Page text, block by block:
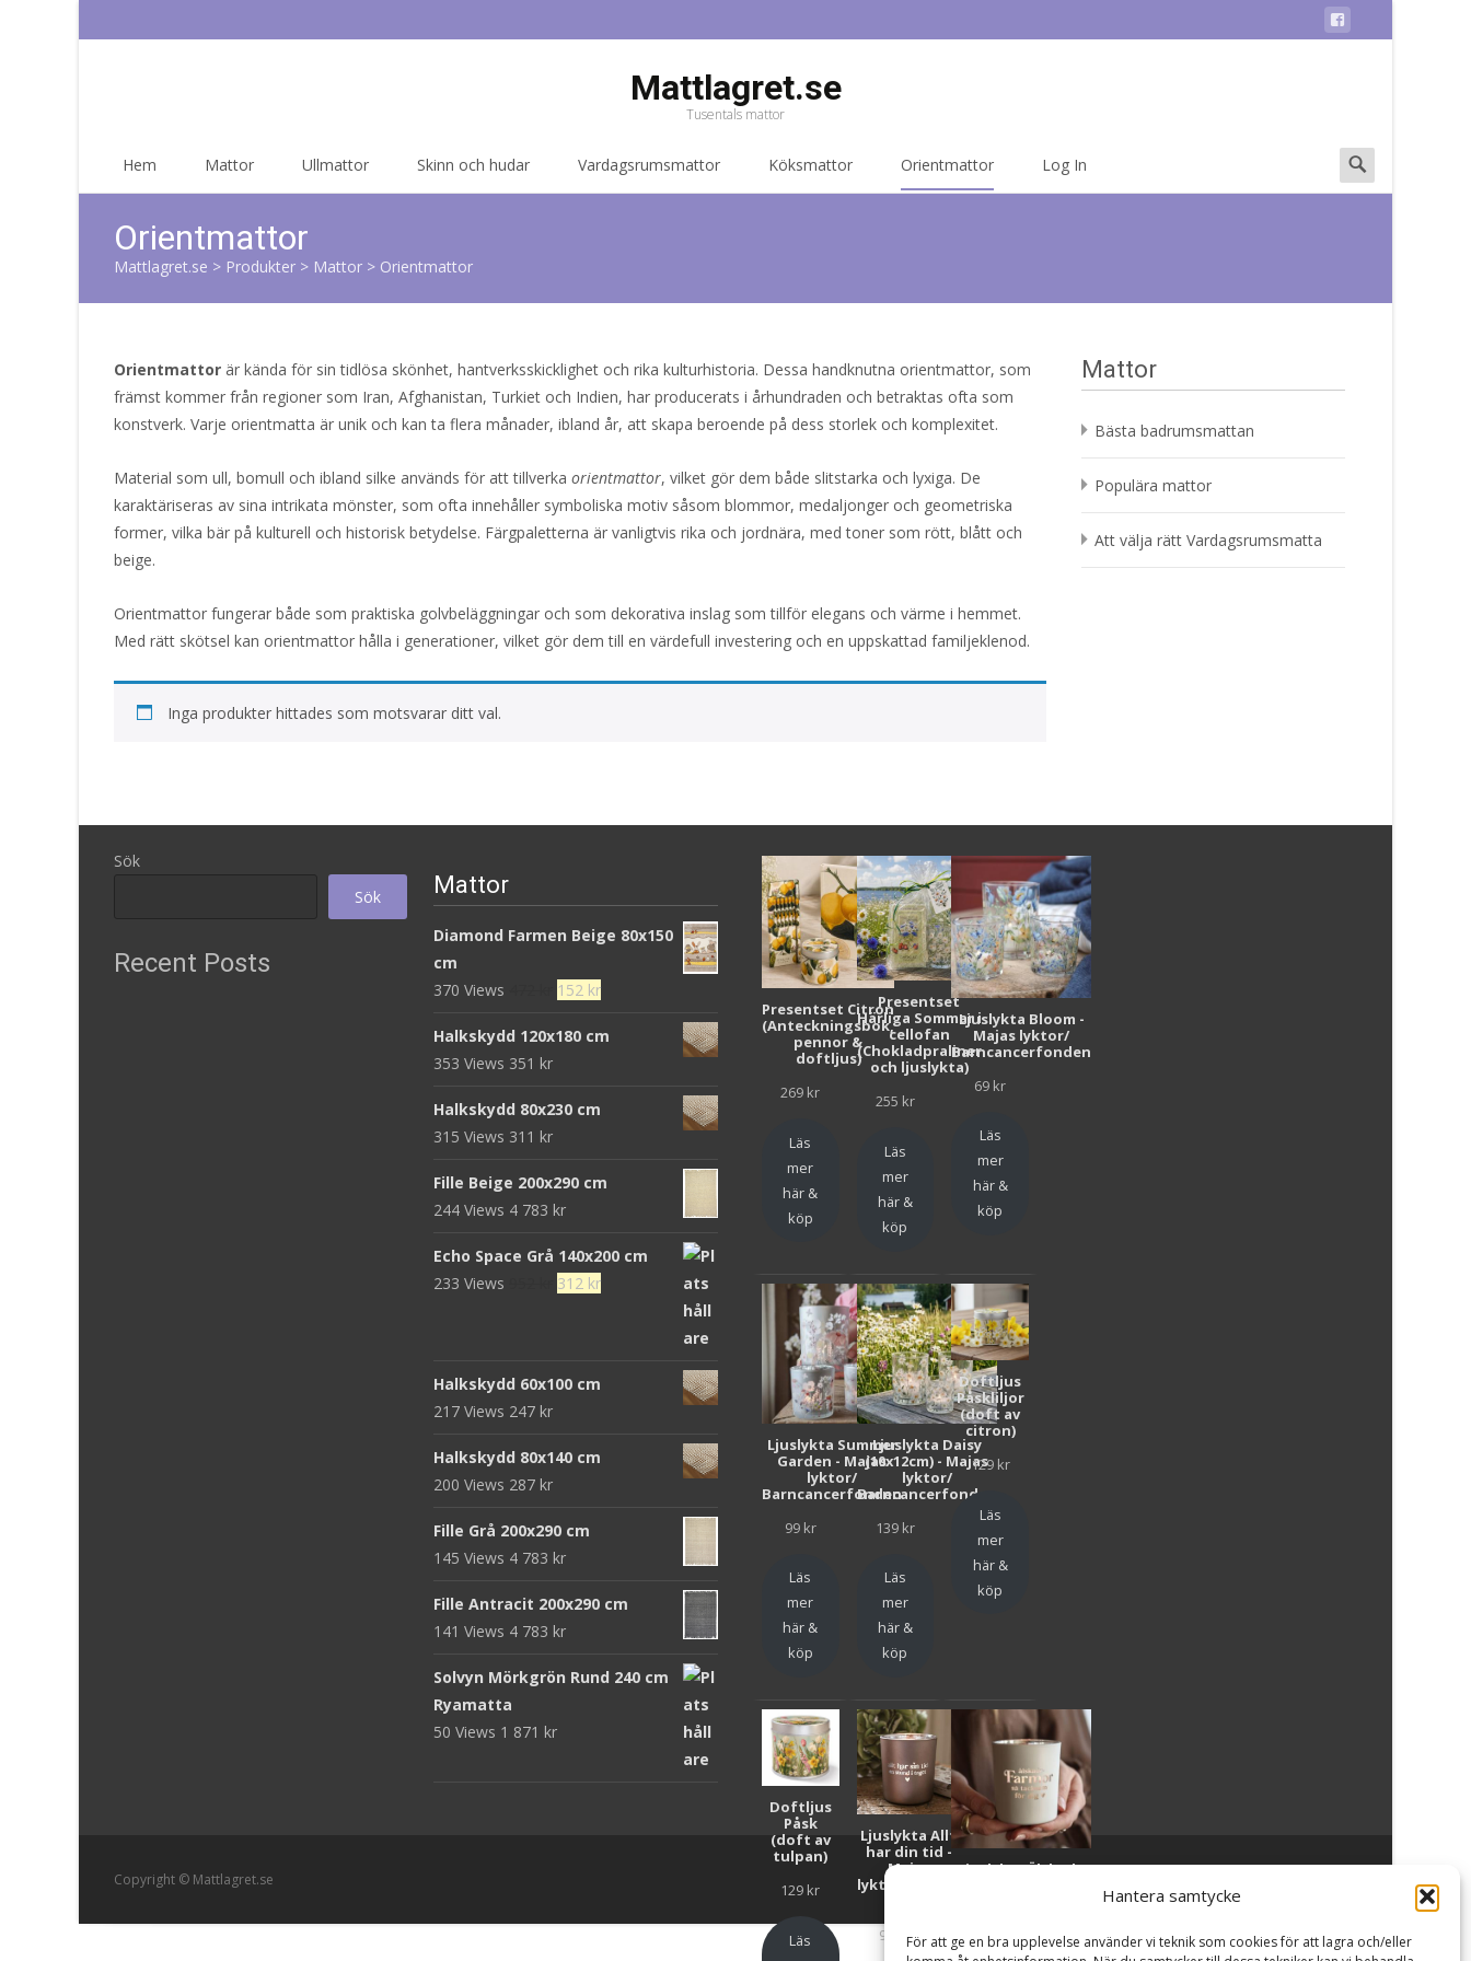
Hantera samtycke
För att ge en bra upplevelse använder vi teknik som cookies för att lagra och/eller
Mattlagret.se
Tusentals mattor
Hem Mattor Ullmattor Skinn och hudar Vardagsrumsmattor Köksmattor Orientmattor Log In
Search
for:
Orientmattor
Mattlagret.se > Produkter > Mattor > Orientmattor
Orientmattor är kända för sin tidlösa skönhet, hantverksskicklighet och rika kulturhistoria. Dessa handknutna orientmattor, som
främst kommer från regioner som Iran, Afghanistan, Turkiet och Indien, har producerats i århundraden och betraktas ofta som
konstverk. Varje orientmatta är unik och kan ta flera månader, ibland år, att skapa beroende på dess storlek och komplexitet.
Material som ull, bomull och ibland silke används för att tillverka orientmattor, vilket gör dem både slitstarka och lyxiga. De
karaktäriseras av sina intrikata mönster, som ofta innehåller symboliska motiv såsom blommor, medaljonger och geometriska
former, vilka bär på kulturell och historisk betydelse. Färgpaletterna är vanligtvis rika och jordnära, med toner som rött, blått och
beige.
Orientmattor fungerar både som praktiska golvbeläggningar och som dekorativa inslag som tillför elegans och värme i hemmet.
Med rätt skötsel kan orientmattor hålla i generationer, vilket gör dem till en värdefull investering och en uppskattad familjeklenod.
Inga produkter hittades som motsvarar ditt val.
Mattor
Bästa badrumsmattan
Populära mattor
Att välja rätt Vardagsrumsmatta
Sök
Sök
Recent Posts
Mattor
Diamond Farmen Beige 80x150
cm
370 Views
Det
priset
152 krDet
priset
Halkskydd 120x180 cm
353 Views 351 kr
Halkskydd 80x230 cm
315 Views 311 kr
Fille Beige 200x290 cm
244 Views 4 783 kr
Echo Space Grå 140x200 cm
233 Views
Det
952 kr.
312 krDet
Halkskydd 60x100 cm
217 Views 247 kr
Halkskydd 80x140 cm
200 Views 287 kr
Fille Grå 200x290 cm
145 Views 4 783 kr
Fille Antracit 200x290 cm
141 Views 4 783 kr
Solvyn Mörkgrön Rund 240 cm
Ryamatta
50 Views 1 871 kr
Presentset Citron
(Anteckningsbok,
pennor &
doftljus)
269 kr
Läs
mer
här &
köp
Presentset
Härliga Sommar i
cellofan
(Chokladpraliner
och ljuslykta)
255 kr
Läs
mer
här &
köp
Ljuslykta Bloom -
Majas lyktor/
Barncancerfonden
69 kr
Läs
mer
här &
köp
Ljuslykta Summer
Garden - Majas
lyktor/
Barncancerfonden
99 kr
Läs
mer
här &
köp
Ljuslykta Daisy
(10x12cm) - Majas
lyktor/
Barncancerfonden
139 kr
Läs
mer
här &
köp
Doftljus
Påskliljor
(doft av
citron)
129 kr
Läs
mer
här &
köp
Doftljus
Påsk
(doft av
tulpan)
129 kr
Läs
Ljuslykta Allt
har din tid -
Majas
lyktor/Suicide
99
kr
Ljuslykta Älskade
99kr
Copyright © Mattlagret.se